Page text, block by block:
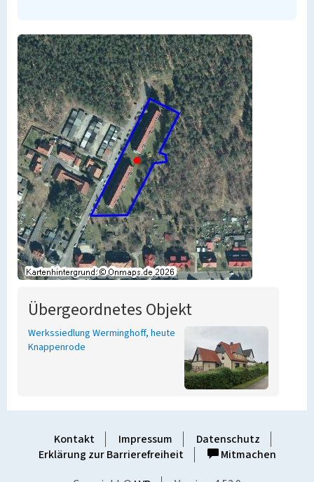
Übergeordnetes Objekt
Werkssiedlung Werminghoff, heute
Knappenrode
Kontakt Impressum
Datenschutz
Erklärung zur Barrierefreiheit
Mitmachen